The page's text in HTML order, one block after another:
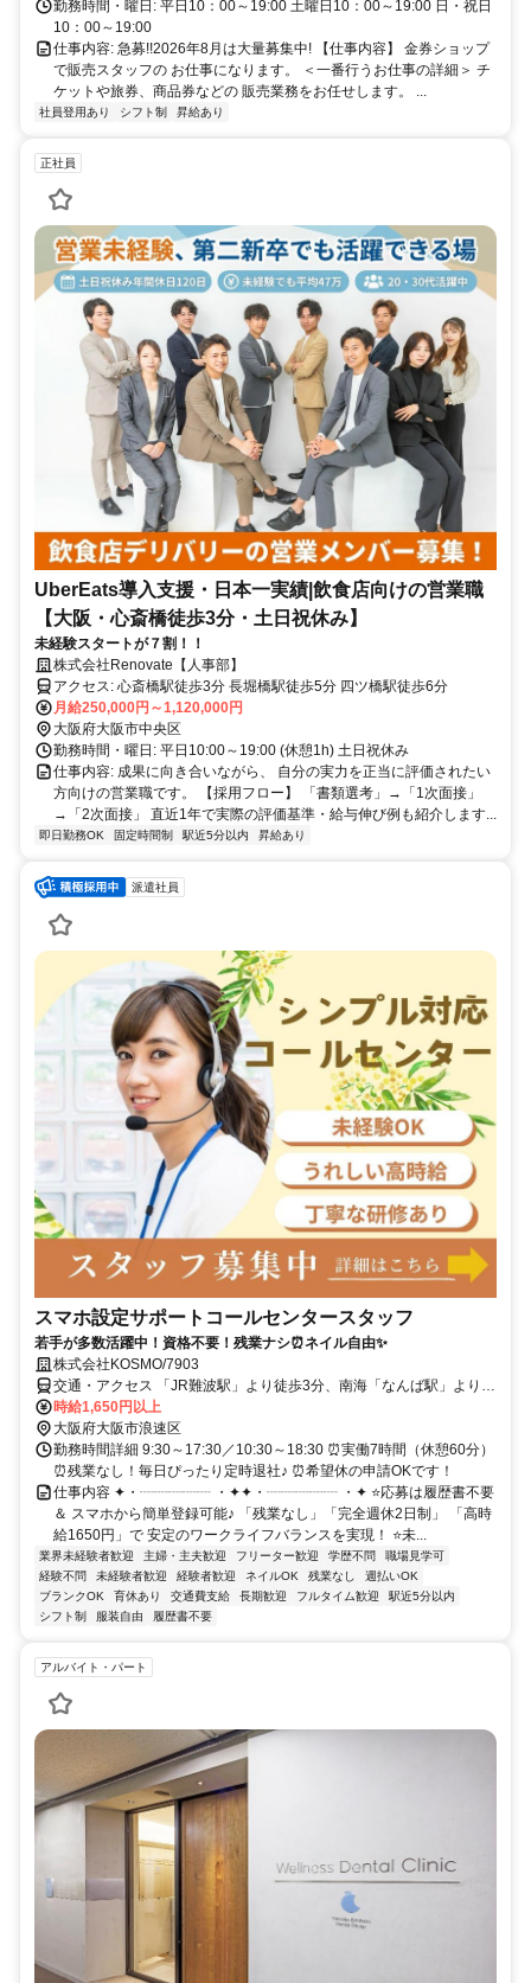
全』な環境が整っています。気になった点があれば、なんでもお気軽に
お問い合わせください!
勤務時間・曜日: 平日10：00～19:00 土曜日10：00～19:00 日・祝日
10：00～19:00
仕事内容: 急募!!2026年8月は大量募集中! 【仕事内容】 金券ショップ
で販売スタッフの お仕事になります。 ＜一番行うお仕事の詳細＞ チ
ケットや旅券、商品券などの 販売業務をお任せします。 ...
社員登用あり シフト制 昇給あり
正社員
UberEats導入支援・日本一実績|飲食店向けの営業職
【大阪・心斎橋徒歩3分・土日祝休み】
未経験スタートが７割！！
株式会社Renovate【人事部】
アクセス: 心斎橋駅徒歩3分 長堀橋駅徒歩5分 四ツ橋駅徒歩6分
月給250,000円～1,120,000円
大阪府大阪市中央区
勤務時間・曜日: 平日10:00～19:00 (休憩1h) 土日祝休み
仕事内容: 成果に向き合いながら、 自分の実力を正当に評価されたい
方向けの営業職です。 【採用フロー】 「書類選考」→「1次面接」
→「2次面接」 直近1年で実際の評価基準・給与伸び例も紹介します...
即日勤務OK 固定時間制 駅近5分以内 昇給あり
派遣社員
スマホ設定サポートコールセンタースタッフ
若手が多数活躍中！資格不要！残業ナシ⏰ネイル自由✨
株式会社KOSMO/7903
交通・アクセス 「JR難波駅」より徒歩3分、南海「なんば駅」より徒
歩4分、阪神・近鉄「大阪難波駅」より徒歩6分
時給1,650円以上
大阪府大阪市浪速区
勤務時間詳細 9:30～17:30／10:30～18:30 ⏰実働7時間（休憩60分）
⏰残業なし！毎日ぴったり定時退社♪ ⏰希望休の申請OKです！
仕事内容 ✦・┈┈┈┈┈ ・✦✦・┈┈┈┈┈ ・✦ ⭐応募は履歴書不要
＆ スマホから簡単登録可能♪ 「残業なし」「完全週休2日制」 「高時
給1650円」で 安定のワークライフバランスを実現！ ⭐未...
業界未経験者歓迎 主婦・主夫歓迎 フリーター歓迎 学歴不問
職場見学可
経験不問
未経験者歓迎 経験者歓迎 ネイルOK 残業なし
週払いOK
ブランクOK
育休あり 交通費支給 長期歓迎 フルタイム歓迎
駅近5分以内
シフト制
服装自由 履歴書不要
アルバイト・パート